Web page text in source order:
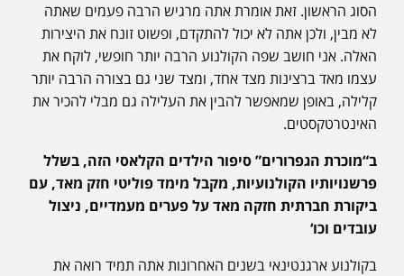
הסוג הראשון. זאת אומרת אתה מרגיש הרבה פעמים שאתה
לא מבין, ולכן אתה לא יכול להתקדם, ופשוט זונח את היצירות
האלה. אני חושב שפה הקולנוע הרבה יותר חופשי, לוקח את
עצמו מאד ברצינות מצד אחד, ומצד שני גם בצורה הרבה יותר
קלילה, באופן שמאפשר להבין את העלילה גם מבלי להכיר את
האינטרטקסטים.
ב“מוכרת הגפרורים” סיפור הילדים הקלאסי הזה, בשלל
פרשנויותיו הקולנועיות, מקבל מימד פוליטי חזק מאד, עם
ביקורת חברתית חזקה מאד על פערים מעמדיים, ניצול
עובדים וכו‘
בקולנוע ארגנטינאי בשנים האחרונות אתה תמיד רואה את